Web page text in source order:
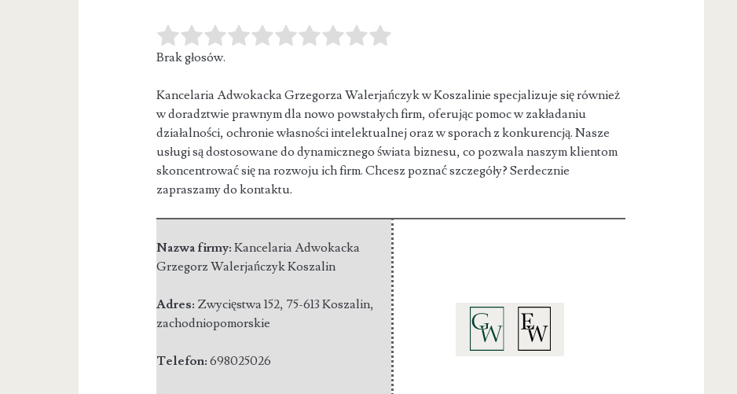
Brak głosów.
Kancelaria Adwokacka Grzegorza Walerjańczyk w Koszalinie specjalizuje się również
w doradztwie prawnym dla nowo powstałych firm, oferując pomoc w zakładaniu
działalności, ochronie własności intelektualnej oraz w sporach z konkurencją. Nasze
usługi są dostosowane do dynamicznego świata biznesu, co pozwala naszym klientom
skoncentrować się na rozwoju ich firm. Chcesz poznać szczegóły? Serdecznie
zapraszamy do kontaktu.
Nazwa firmy:Kancelaria Adwokacka
Grzegorz Walerjańczyk Koszalin
Adres: Zwycięstwa 152, 75-613 Koszalin,
zachodniopomorskie
Telefon:698025026